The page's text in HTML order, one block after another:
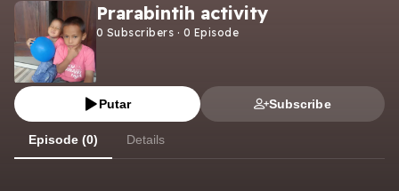
Prarabintih activity
0 Subscribers · 0 Episode
Putar Subscribe
Episode (0) Details